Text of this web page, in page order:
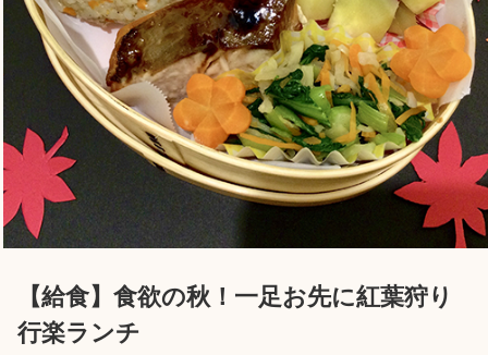
投資家情報 採用情報
Language
ホーム
プライバシーポリシー
【給食】食欲の秋！一足お先に紅葉狩り
行楽ランチ